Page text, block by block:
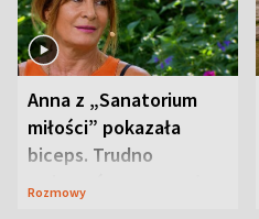
Anna z „Sanatorium
miłości” pokazała
biceps. Trudno
uwierzyć, co przeszła
Rozmowy